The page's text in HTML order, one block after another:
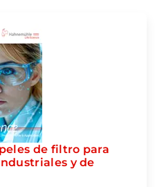
de filtro para
y de